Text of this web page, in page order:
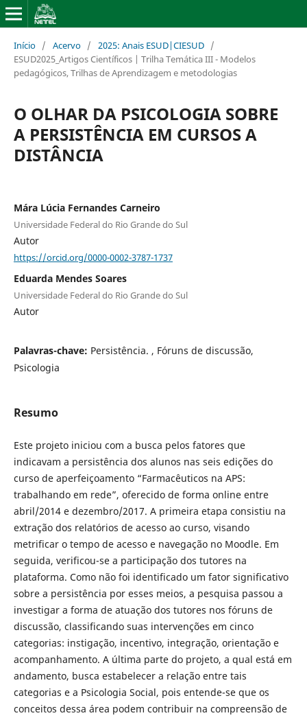
Início / Acervo / 2025: Anais ESUD|CIESUD /
ESUD2025_Artigos Científicos | Trilha Temática III - Modelos
pedagógicos, Trilhas de Aprendizagem e metodologias
O OLHAR DA PSICOLOGIA SOBRE
A PERSISTÊNCIA EM CURSOS A
DISTÂNCIA
Mára Lúcia Fernandes Carneiro
Universidade Federal do Rio Grande do Sul
Autor
https://orcid.org/0000-0002-3787-1737
Eduarda Mendes Soares
Universidade Federal do Rio Grande do Sul
Autor
Palavras-chave: Persistência. , Fóruns de discussão,
Psicologia
Resumo
Este projeto iniciou com a busca pelos fatores que
indicavam a persistência dos alunos nas seis edições do
curso de aperfeiçoamento “Farmacêuticos na APS:
trabalhando em rede”, oferecido de forma online entre
abril/2014 e dezembro/2017. A primeira etapa consistiu na
extração dos relatórios de acesso ao curso, visando
metrificar o tempo de acesso e navegação no Moodle. Em
seguida, verificou-se a participação dos tutores na
plataforma. Como não foi identificado um fator significativo
sobre a persistência por esses meios, a pesquisa passou a
investigar a forma de atuação dos tutores nos fóruns de
discussão, classificando suas intervenções em cinco
categorias: instigação, incentivo, integração, orientação e
acompanhamento. A última parte do projeto, a qual está em
andamento, busca estabelecer a relação entre tais
categorias e a Psicologia Social, pois entende-se que os
conceitos dessa área podem contribuir na compreensão de